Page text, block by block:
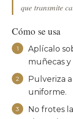
que transmite
Cómo se usa
1
Aplícalo
muñecas
2
Pulveriza
uniforme.
3
No frotes